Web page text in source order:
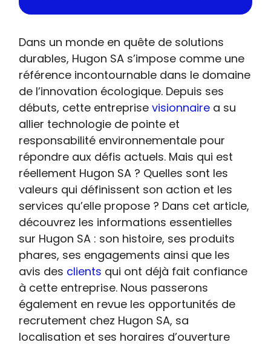
Dans un monde en quête de solutions
durables, Hugon SA s’impose comme une
référence incontournable dans le domaine
de l’innovation écologique. Depuis ses
débuts, cette entreprisevisionnaire a su
allier technologie de pointe et
responsabilité environnementale pour
répondre aux défis actuels. Mais qui est
réellement Hugon SA ? Quelles sont les
valeurs qui définissent son action et les
services qu’elle propose ? Dans cet article,
découvrez les informations essentielles
sur Hugon SA : son histoire, ses produits
phares, ses engagements ainsi que les
avis des clients qui ont déjà fait confiance
à cette entreprise. Nous passerons
également en revue les opportunités de
recrutement chez Hugon SA, sa
localisation et ses horaires d’ouverture